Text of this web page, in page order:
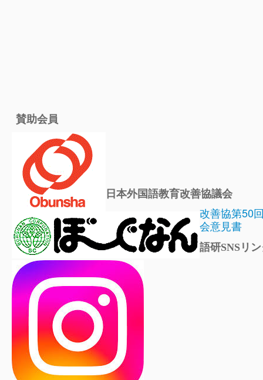
賛助会員
日本外国語教育改善協議会
改善協第50
会意見書
語研SNSリ